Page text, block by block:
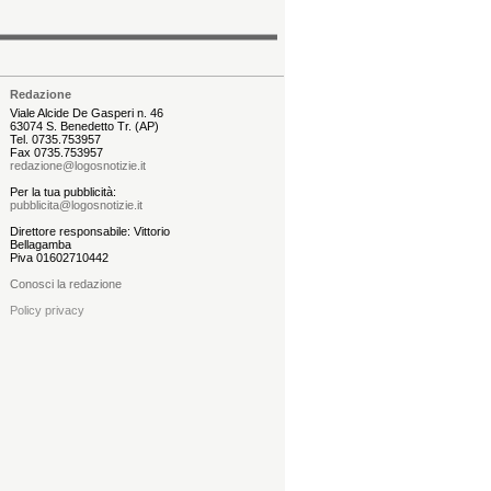
Redazione
Viale Alcide De Gasperi n. 46
63074 S. Benedetto Tr. (AP)
Tel. 0735.753957
Fax 0735.753957
redazione@logosnotizie.it
Per la tua pubblicità:
pubblicita@logosnotizie.it
Direttore responsabile: Vittorio
Bellagamba
Piva 01602710442
Conosci la redazione
Policy privacy